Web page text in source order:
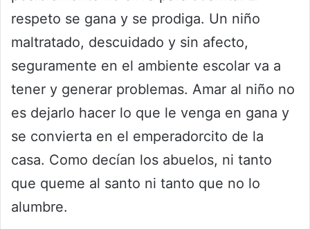
respeto se gana y se prodiga. Un niño
maltratado, descuidado y sin afecto,
seguramente en el ambiente escolar va a
tener y generar problemas. Amar al niño no
es dejarlo hacer lo que le venga en gana y
se convierta en el emperadorcito de la
casa. Como decían los abuelos, ni tanto
que queme al santo ni tanto que no lo
alumbre.